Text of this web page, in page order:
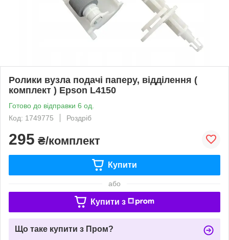
Ролики вузла подачі паперу, відділення (
комплект ) Epson L4150
Готово до відправки 6 од.
Код: 1749775
Роздріб
295 ₴/комплект
Купити
або
Купити з
Що таке купити з Пром?